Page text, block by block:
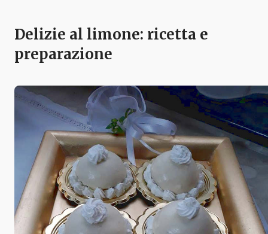
Delizie al limone: ricetta e
preparazione